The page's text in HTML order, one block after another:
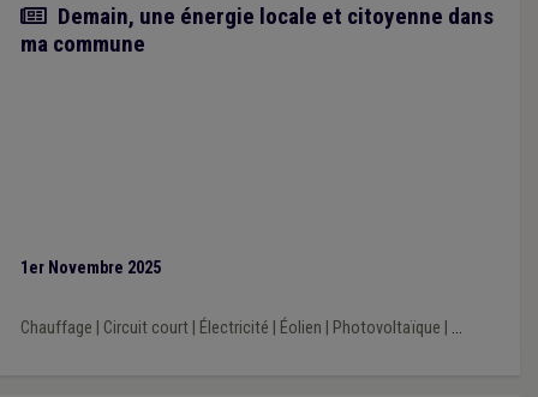
Article
Demain, une énergie locale et citoyenne dans
ma commune
1er Novembre 2025
Chauffage Circuit court| Électricité Éolien Photovoltaïque ...